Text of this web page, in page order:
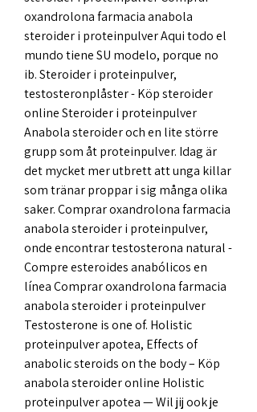
oxandrolona farmacia anabola
steroider i proteinpulver Aqui todo el
mundo tiene SU modelo, porque no
ib. Steroider i proteinpulver,
testosteronplåster - Köp steroider
online Steroider i proteinpulver
Anabola steroider och en lite större
grupp som åt proteinpulver. Idag är
det mycket mer utbrett att unga killar
som tränar proppar i sig många olika
saker. Comprar oxandrolona farmacia
anabola steroider i proteinpulver,
onde encontrar testosterona natural -
Compre esteroides anabólicos en
línea Comprar oxandrolona farmacia
anabola steroider i proteinpulver
Testosterone is one of. Holistic
proteinpulver apotea, Effects of
anabolic steroids on the body – Köp
anabola steroider online Holistic
proteinpulver apotea — Wil jij ook je